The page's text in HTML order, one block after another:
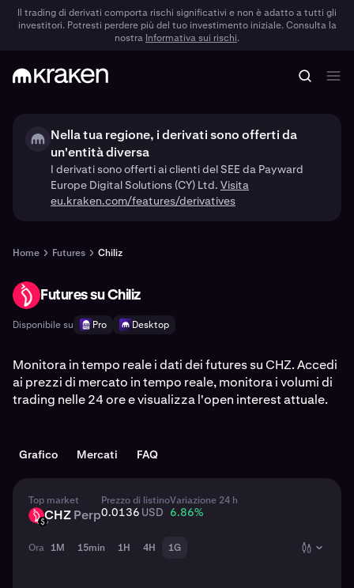
Il trading di derivati comporta rischi significativi e non è adatto a tutti gli
investitori. Potresti perdere più del tuo investimento iniziale. Consulta la
nostra Informativa sui rischi.
Nella tua regione, i derivati sono offerti da
un'entità diversa
I derivati sono offerti ai clienti del SEE da Payward
Europe Digital Solutions (CY) Ltd. Visita
eu.kraken.com/features/derivatives
Home Futures Chiliz
CHZ Futures su Chiliz
Disponibile su Pro Desktop
Monitora in tempo reale i dati dei futures su CHZ. Accedi
ai prezzi di mercato in tempo reale, monitora i volumi di
trading nelle 24 ore e visualizza l'open interest attuale.
Grafico Mercati FAQ
Top market
CHZ
USDCHZPerp
Prezzo di listino
0.0136 USD
Variazione 24 h
6.86%
Ora 1M 15min 1H 4H 1G